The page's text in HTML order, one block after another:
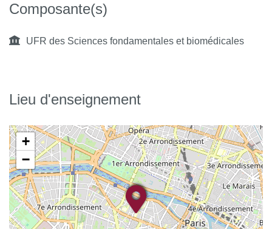
Composante(s)
UFR des Sciences fondamentales et biomédicales
Lieu d'enseignement
+
−